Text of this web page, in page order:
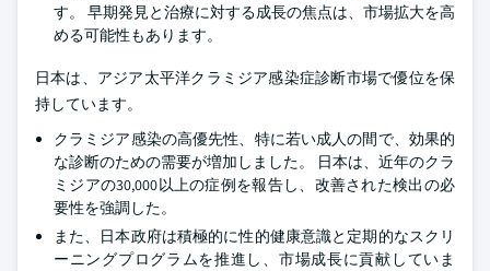
す。 早期発見と治療に対する成長の焦点は、市場拡大を高
める可能性もあります。
日本は、アジア太平洋クラミジア感染症診断市場で優位を保
持しています。
クラミジア感染の高優先性、特に若い成人の間で、効果的
な診断のための需要が増加しました。 日本は、近年のクラ
ミジアの30,000以上の症例を報告し、改善された検出の必
要性を強調した。
また、日本政府は積極的に性的健康意識と定期的なスクリ
ーニングプログラムを推進し、市場成長に貢献していま